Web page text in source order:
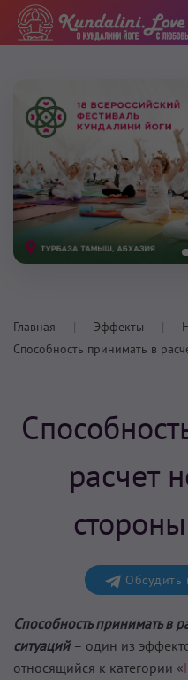
Главная Эффекты
Способность принимать в
расчет
Обсудить
Способность принимать в
ситуаций – один из
относящийся к категории «